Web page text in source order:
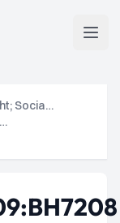
Bestuursrecht; Socialezekerheidsrecht
Centrale Raad van Beroep